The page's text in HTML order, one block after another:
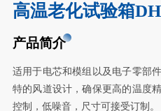
高温老化试验箱
产品简介
适用于电芯和模组以及电子零部
特的风道设计，确保更高的温度
控制，低噪音，尺寸可接受订制。